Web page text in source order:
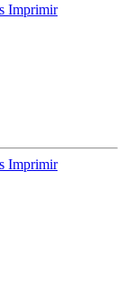
Imprimir
Imprimir